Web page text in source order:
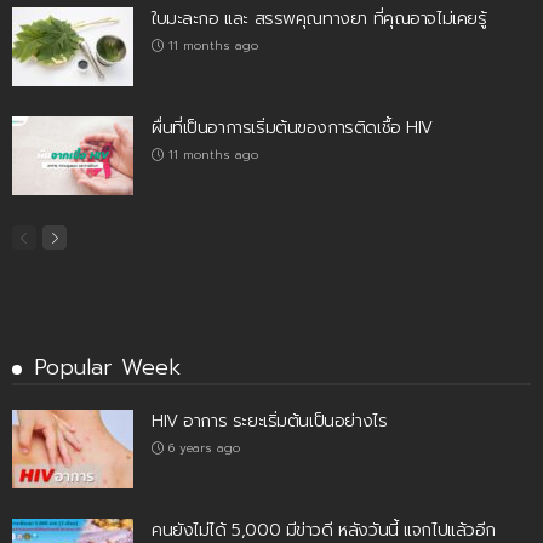
ใบมะละกอ และ สรรพคุณทางยา ที่คุณอาจไม่เคยรู้
11 months ago
ผื่นที่เป็นอาการเริ่มต้นของการติดเชื้อ HIV
11 months ago
Popular Week
HIV อาการ ระยะเริ่มต้นเป็นอย่างไร
6 years ago
คนยังไม่ได้ 5,000 มีข่าวดี หลังวันนี้ แจกไปแล้วอีก